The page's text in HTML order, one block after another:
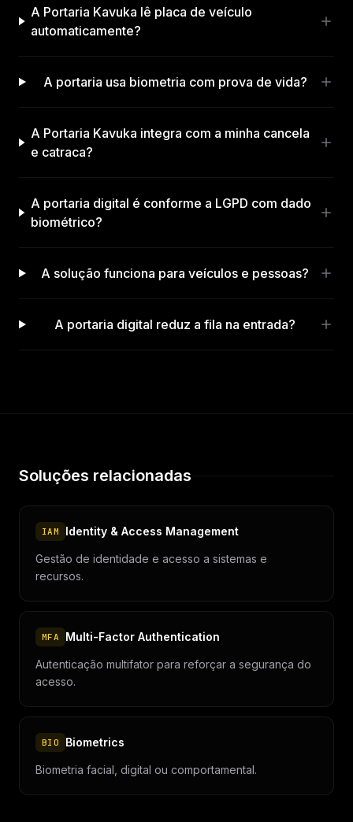
A Portaria Kavuka lê placa de veículo
automaticamente?
A portaria usa biometria com prova de vida?
A Portaria Kavuka integra com a minha cancela
e catraca?
A portaria digital é conforme a LGPD com dado
biométrico?
A solução funciona para veículos e pessoas?
A portaria digital reduz a fila na entrada?
Soluções relacionadas
IAM Identity & Access Management
Gestão de identidade e acesso a sistemas e
recursos.
MFA Multi-Factor Authentication
Autenticação multifator para reforçar a segurança do
acesso.
BIO Biometrics
Biometria facial, digital ou comportamental.